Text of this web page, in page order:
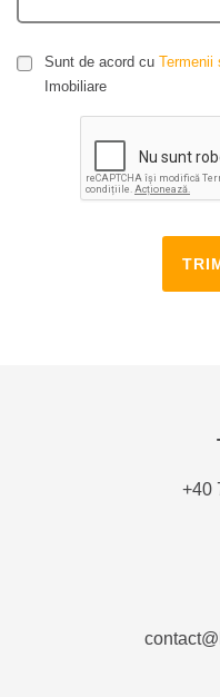
Sunt de acord cu Termenii
Imobiliare
+40